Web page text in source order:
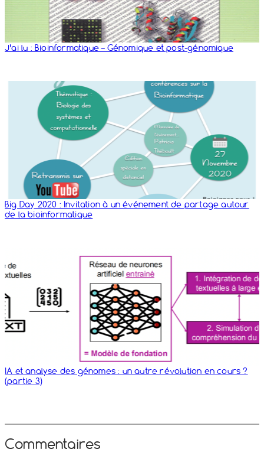
J’ai lu : Bioinformatique – Génomique et post-​génomique
Big Day 2020 : Invitation à un événement de partage autour
de la bioinformatique
IA et analyse des génomes : un autre révolution en cours ?
(partie 3)
Commentaires